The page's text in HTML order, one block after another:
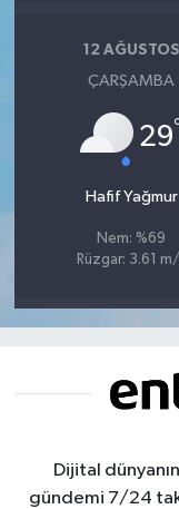
12 AĞUSTOS
ÇARŞAMBA
29
Hafif Yağmur
Nem: %69
Rüzgar: 3.61
Dijital
gündemi 7/24